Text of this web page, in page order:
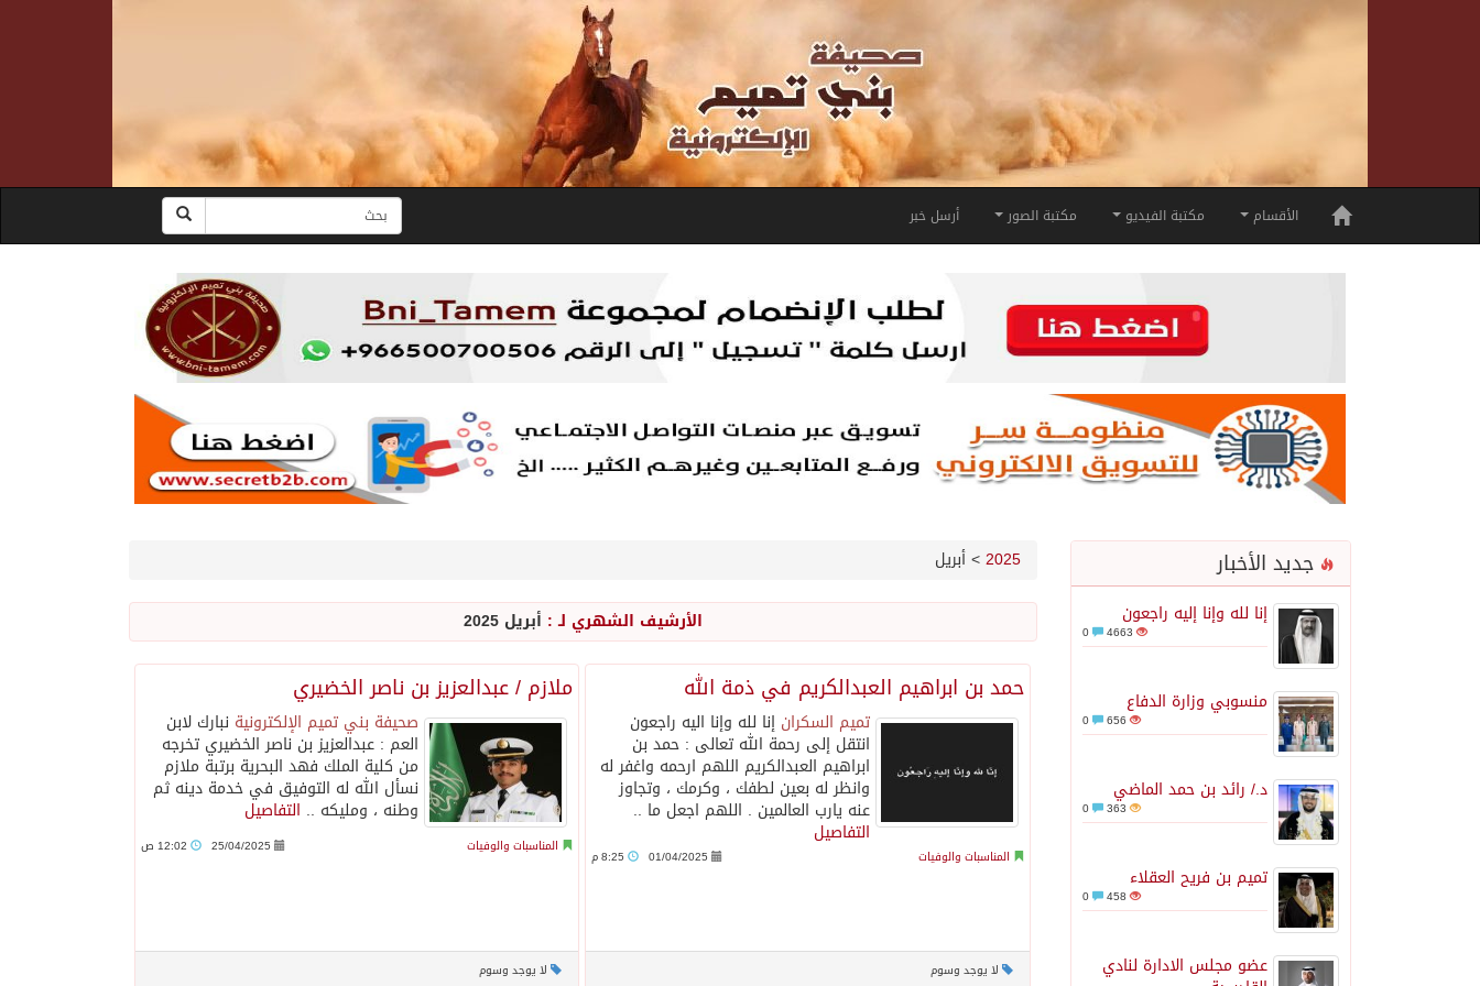
الأقسام مكتبة الفيديو مكتبة الصور أرسل خبر
جديد الأخبار
إنا لله وإنا إليه راجعون
4663
منسوبي وزارة الدفاع
656
د./ رائد بن حمد الماضي
363
تميم بن فريح العقلاء
458
عضو مجلس الادارة لنادي
2025
>أبريل
الأرشيف الشهري لـ : أبريل 2025
ملازم / عبدالعزيز بن ناصر الخضيري
صحيفة بني تميم الإلكترونية نبارك لابن
العم : عبدالعزيز بن ناصر الخضيري تخرجه
من كلية الملك فهد البحرية برتبة ملازم
نسأل الله له التوفيق في خدمة دينه ثم
وطنه ، ومليكه .. التفاصيل
المناسبات والوفيات 25/04/2025
لا يوجد وسوم
حمد بن ابراهيم العبدالكريم في ذمة الله
تميم السكران إنا لله وإنا اليه راجعون
انتقل إلى رحمة الله تعالى : حمد بن
ابراهيم العبدالكريم اللهم ارحمه واغفر له
وانظر له بعين لطفك ، وكرمك ، وتجاوز
عنه يارب العالمين . اللهم اجعل ما ..
التفاصيل
المناسبات والوفيات 01/04/2025 8:25 م
لا يوجد وسوم